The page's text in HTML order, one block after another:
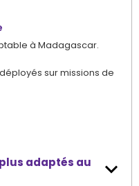
à Madagascar.
sur missions de
adaptés au